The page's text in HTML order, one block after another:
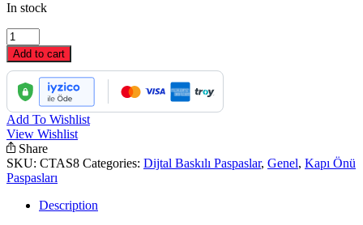
In stock
Mor
Gülen
Emoji
Çift
Taraflı
Kauçuk
Kapı
Önü
Paspası
quantity
Add to cart
Add To Wishlist
View Wishlist
Share
SKU: CTAS8 Categories: Dijtal Baskılı Paspaslar, Genel, Kapı Önü
Paspasları
Description